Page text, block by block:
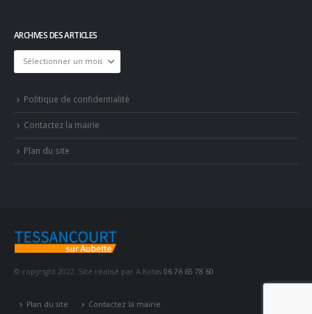
ARCHIVES DES ARTICLES
Archives
des
Politique de confidentialité
Contactez la mairie
Plan du site
© copyright 2022. Site réalisé par A.Kotas 06 76 65 78 60
Plan du site Contactez la mairie